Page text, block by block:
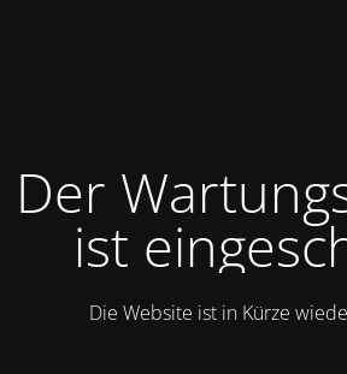
Der
ist
Die Website ist in Kürze